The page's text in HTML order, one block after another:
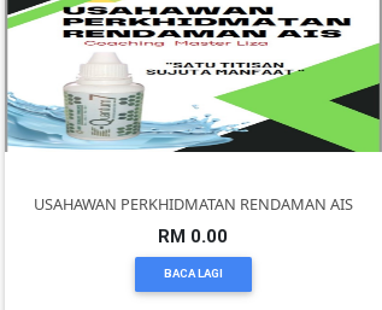
USAHAWAN PERKHIDMATAN RENDAMAN AIS
RM 0.00